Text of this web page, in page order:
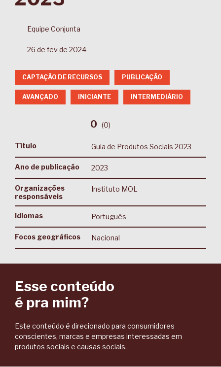
Equipe Conjunta
26 de fev de 2024
CAPTAÇÃO DE RECURSOS PUBLICAÇÃO
AVANÇADO INICIANTE INTERMEDIÁRIO
0 (0)
Título Guia de Produtos Sociais 2023
Ano de publicação 2023
Organizações
responsáveis
Instituto MOL
Idiomas Português
Focos geográficos Nacional
Esse conteúdo
é pra mim?
Este conteúdo é direcionado para consumidores
conscientes, marcas e empresas interessadas em
produtos sociais e causas sociais.